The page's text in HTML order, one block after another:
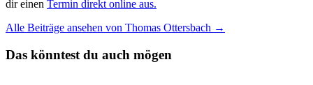
dir einen Termin direkt online aus.
Alle Beiträge ansehen von Thomas Ottersbach →
Das könntest du auch mögen